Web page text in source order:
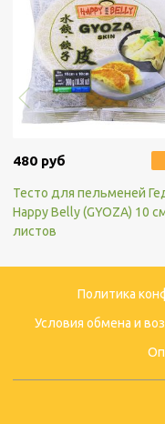
480 руб
Тесто для пельменей
Happy Belly (GYOZA) 10
листов
Политика
Условия обмена и